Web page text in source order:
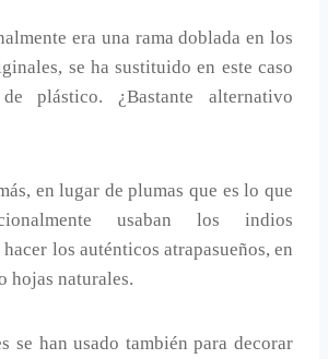
era una rama doblada en los
se ha sustituido en este caso
plástico. ¿Bastante alternativo
en lugar de plumas que es lo que
usaban los indios
los auténticos atrapasueños, en
hojas naturales.
se han usado también para decorar